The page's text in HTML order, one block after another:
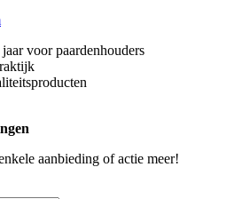
voor paardenhouders
aanbieding of actie meer!